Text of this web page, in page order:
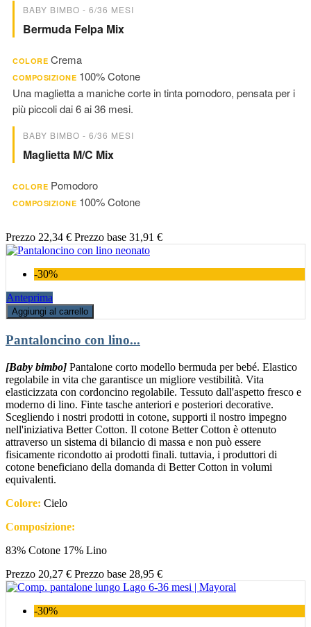
BABY BIMBO - 6/36 MESI
Bermuda Felpa Mix
COLORE Crema
COMPOSIZIONE 100% Cotone
Una maglietta a maniche corte in tinta pomodoro, pensata per i
più piccoli dai 6 ai 36 mesi.
BABY BIMBO - 6/36 MESI
Maglietta M/c Mix
COLORE Pomodoro
COMPOSIZIONE 100% Cotone
Prezzo 22,34 € Prezzo base 31,91 €
-30%
Anteprima
Aggiungi al carrello
Pantaloncino con lino...
[Baby bimbo] Pantalone corto modello bermuda per bebé. Elastico
regolabile in vita che garantisce un migliore vestibilità. Vita
elasticizzata con cordoncino regolabile. Tessuto dall'aspetto fresco e
moderno di lino. Finte tasche anteriori e posteriori decorative.
Scegliendo i nostri prodotti in cotone, supporti il nostro impegno
nell'iniziativa Better Cotton. Il cotone Better Cotton è ottenuto
attraverso un sistema di bilancio di massa e non può essere
fisicamente ricondotto ai prodotti finali. tuttavia, i produttori di
cotone beneficiano della domanda di Better Cotton in volumi
equivalenti.
Colore: Cielo
Composizione:
83% Cotone 17% Lino
Prezzo 20,27 € Prezzo base 28,95 €
-30%